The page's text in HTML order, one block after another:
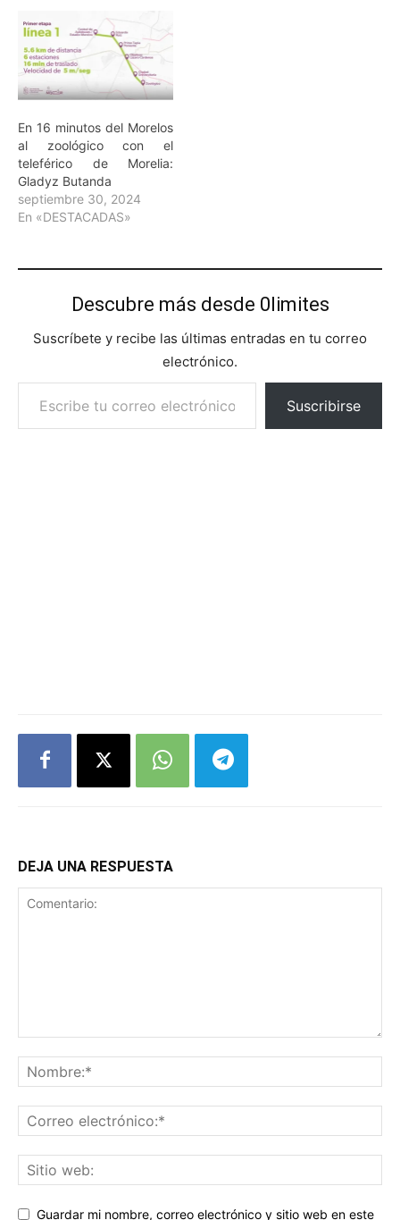
En 16 minutos del Morelos
al zoológico con el
teleférico de Morelia:
Gladyz Butanda
septiembre 30, 2024
En «DESTACADAS»
Descubre más desde 0limites
Suscríbete y recibe las últimas entradas en tu correo
electrónico.
Escribe tu correo electrónico…
Suscribirse
DEJA UNA RESPUESTA
Guardar mi nombre, correo electrónico y sitio web en este